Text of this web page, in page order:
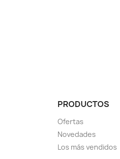
PRODUCTOS
Ofertas
Novedades
Los más vendidos